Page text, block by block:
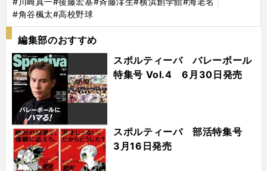
#角谷楓太#高校野球
編集部のおすすめ
スポルティーバ バレーボール
特集号 Vol.4 6月30日発売
スポルティーバ 部活特集号
3月16日発売